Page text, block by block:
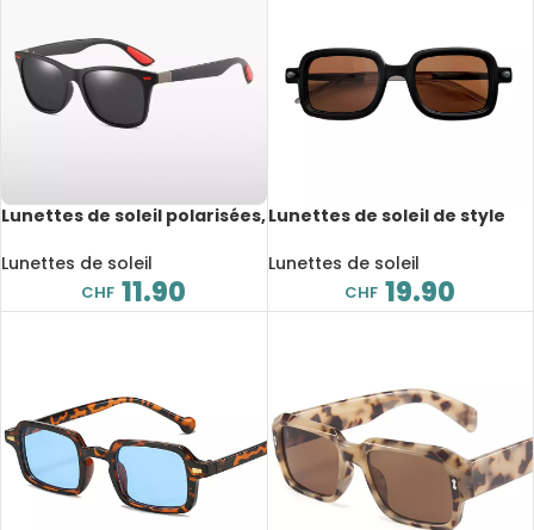
Lunettes de soleil polarisées,
rayonnement, UV400
Lunettes de soleil
CHF 11.90
Lunettes de soleil de style
Lunettes de soleil
CHF 19.90